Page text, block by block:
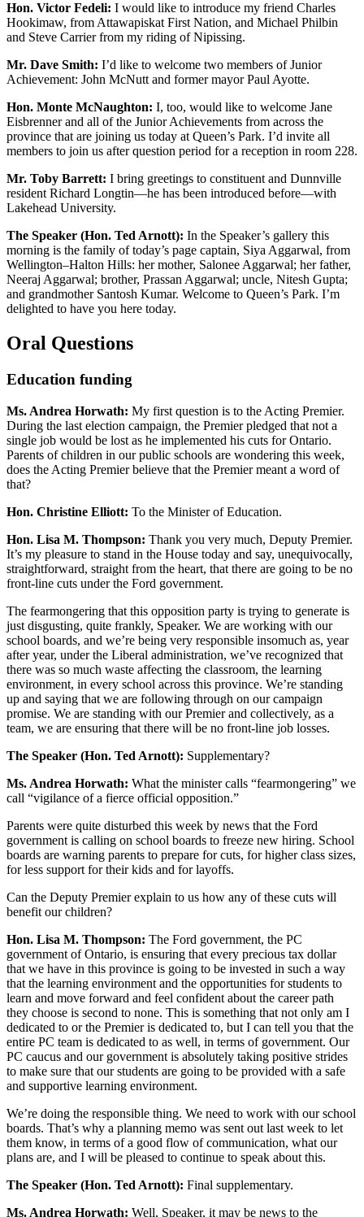
Hon. Victor Fedeli: I would like to introduce my friend Charles
Hookimaw, from Attawapiskat First Nation, and Michael Philbin
and Steve Carrier from my riding of Nipissing.
Mr. Dave Smith: I’d like to welcome two members of Junior
Achievement: John McNutt and former mayor Paul Ayotte.
Hon. Monte McNaughton: I, too, would like to welcome Jane
Eisbrenner and all of the Junior Achievements from across the
province that are joining us today at Queen’s Park. I’d invite all
members to join us after question period for a reception in room 228.
Mr. Toby Barrett: I bring greetings to constituent and Dunnville
resident Richard Longtin—he has been introduced before—with
Lakehead University.
The Speaker (Hon. Ted Arnott): In the Speaker’s gallery this
morning is the family of today’s page captain, Siya Aggarwal, from
Wellington–Halton Hills: her mother, Salonee Aggarwal; her father,
Neeraj Aggarwal; brother, Prassan Aggarwal; uncle, Nitesh Gupta;
and grandmother Santosh Kumar. Welcome to Queen’s Park. I’m
delighted to have you here today.
Oral Questions
Education funding
Ms. Andrea Horwath: My first question is to the Acting Premier.
During the last election campaign, the Premier pledged that not a
single job would be lost as he implemented his cuts for Ontario.
Parents of children in our public schools are wondering this week,
does the Acting Premier believe that the Premier meant a word of
that?
Hon. Christine Elliott: To the Minister of Education.
Hon. Lisa M. Thompson: Thank you very much, Deputy Premier.
It’s my pleasure to stand in the House today and say, unequivocally,
straightforward, straight from the heart, that there are going to be no
front-line cuts under the Ford government.
The fearmongering that this opposition party is trying to generate is
just disgusting, quite frankly, Speaker. We are working with our
school boards, and we’re being very responsible insomuch as, year
after year, under the Liberal administration, we’ve recognized that
there was so much waste affecting the classroom, the learning
environment, in every school across this province. We’re standing
up and saying that we are following through on our campaign
promise. We are standing with our Premier and collectively, as a
team, we are ensuring that there will be no front-line job losses.
The Speaker (Hon. Ted Arnott): Supplementary?
Ms. Andrea Horwath: What the minister calls “fearmongering” we
call “vigilance of a fierce official opposition.”
Parents were quite disturbed this week by news that the Ford
government is calling on school boards to freeze new hiring. School
boards are warning parents to prepare for cuts, for higher class sizes,
for less support for their kids and for layoffs.
Can the Deputy Premier explain to us how any of these cuts will
benefit our children?
Hon. Lisa M. Thompson: The Ford government, the PC
government of Ontario, is ensuring that every precious tax dollar
that we have in this province is going to be invested in such a way
that the learning environment and the opportunities for students to
learn and move forward and feel confident about the career path
they choose is second to none. This is something that not only am I
dedicated to or the Premier is dedicated to, but I can tell you that the
entire PC team is dedicated to as well, in terms of government. Our
PC caucus and our government is absolutely taking positive strides
to make sure that our students are going to be provided with a safe
and supportive learning environment.
We’re doing the responsible thing. We need to work with our school
boards. That’s why a planning memo was sent out last week to let
them know, in terms of a good flow of communication, what our
plans are, and I will be pleased to continue to speak about this.
The Speaker (Hon. Ted Arnott): Final supplementary.
Ms. Andrea Horwath: Well, Speaker, it may be news to the